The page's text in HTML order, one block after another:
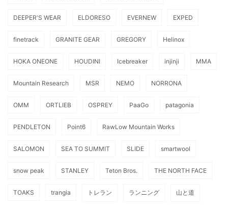
DEEPER'S WEAR ELDORESO EVERNEW EXPED
finetrack GRANITE GEAR GREGORY Helinox
HOKA ONEONE HOUDINI Icebreaker injinji MMA
Mountain Research MSR NEMO NORRONA
OMM ORTLIEB OSPREY PaaGo patagonia
PENDLETON Point6 RawLow Mountain Works
SALOMON SEA TO SUMMIT SLIDE smartwool
snow peak STANLEY Teton Bros. THE NORTH FACE
TOAKS trangia トレラン ランニング 山と道